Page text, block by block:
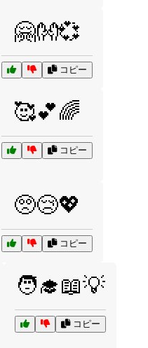
🤗👐💞
コピー
🥰💕🌈
コピー
🥺😢💖
コピー
🧑‍🎓📖💡
コピー